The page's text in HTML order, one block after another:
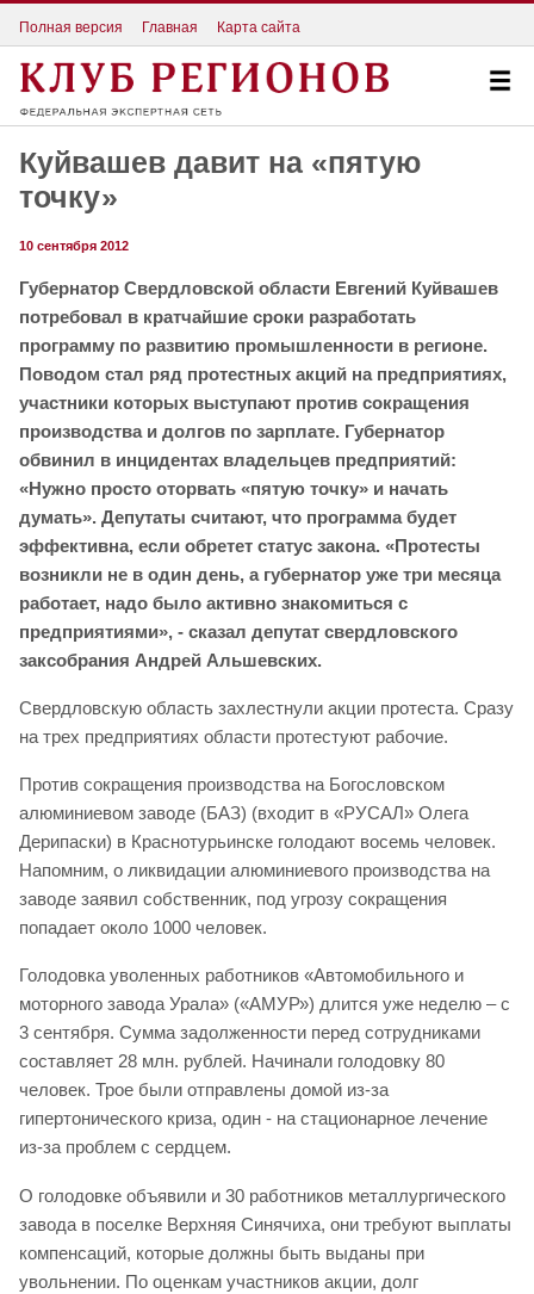
Полная версия Главная Карта сайта
Куйвашев давит на «пятую
точку»
10 сентября 2012
Губернатор Свердловской области Евгений Куйвашев
потребовал в кратчайшие сроки разработать
программу по развитию промышленности в регионе.
Поводом стал ряд протестных акций на предприятиях,
участники которых выступают против сокращения
производства и долгов по зарплате. Губернатор
обвинил в инцидентах владельцев предприятий:
«Нужно просто оторвать «пятую точку» и начать
думать». Депутаты считают, что программа будет
эффективна, если обретет статус закона. «Протесты
возникли не в один день, а губернатор уже три месяца
работает, надо было активно знакомиться с
предприятиями», - сказал депутат свердловского
заксобрания Андрей Альшевских.
Свердловскую область захлестнули акции протеста. Сразу
на трех предприятиях области протестуют рабочие.
Против сокращения производства на Богословском
алюминиевом заводе (БАЗ) (входит в «РУСАЛ» Олега
Дерипаски) в Краснотурьинске голодают восемь человек.
Напомним, о ликвидации алюминиевого производства на
заводе заявил собственник, под угрозу сокращения
попадает около 1000 человек.
Голодовка уволенных работников «Автомобильного и
моторного завода Урала» («АМУР») длится уже неделю – с
3 сентября. Сумма задолженности перед сотрудниками
составляет 28 млн. рублей. Начинали голодовку 80
человек. Трое были отправлены домой из-за
гипертонического криза, один - на стационарное лечение
из-за проблем с сердцем.
О голодовке объявили и 30 работников металлургического
завода в поселке Верхняя Синячиха, они требуют выплаты
компенсаций, которые должны быть выданы при
увольнении. По оценкам участников акции, долг